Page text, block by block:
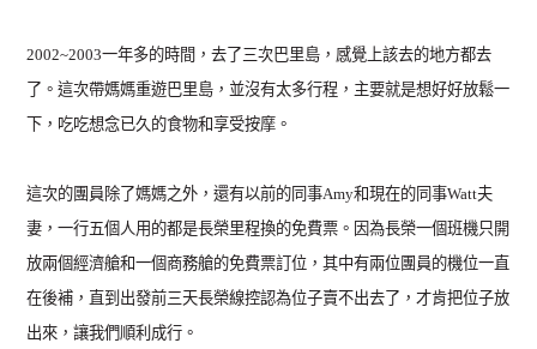
2002~2003一年多的時間，去了三次巴里島，感覺上該去的地方都去
了。這次帶媽媽重遊巴里島，並沒有太多行程，主要就是想好好放鬆一
下，吃吃想念已久的食物和享受按摩。
這次的團員除了媽媽之外，還有以前的同事Amy和現在的同事Watt夫
妻，一行五個人用的都是長榮里程換的免費票。因為長榮一個班機只開
放兩個經濟艙和一個商務艙的免費票訂位，其中有兩位團員的機位一直
在後補，直到出發前三天長榮線控認為位子賣不出去了，才肯把位子放
出來，讓我們順利成行。